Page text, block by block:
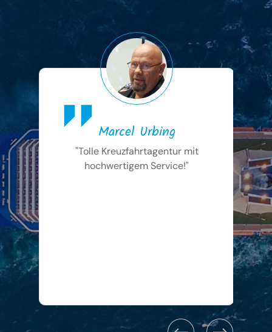
Marcel Urbing
"Tolle Kreuzfahrtagentur mit
hochwertigem Service!"